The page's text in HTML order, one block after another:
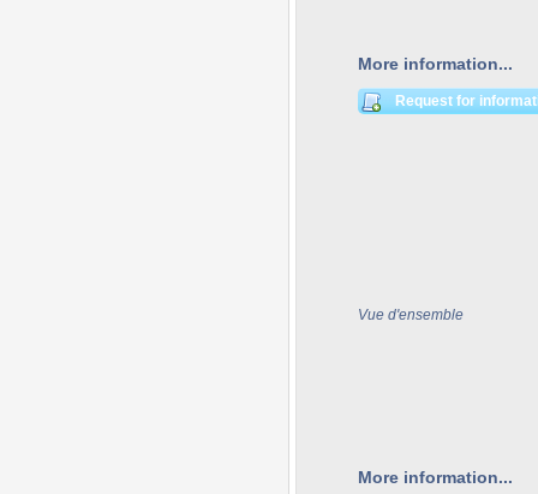
More information...
Request for
Vue d'ensemble
More information...